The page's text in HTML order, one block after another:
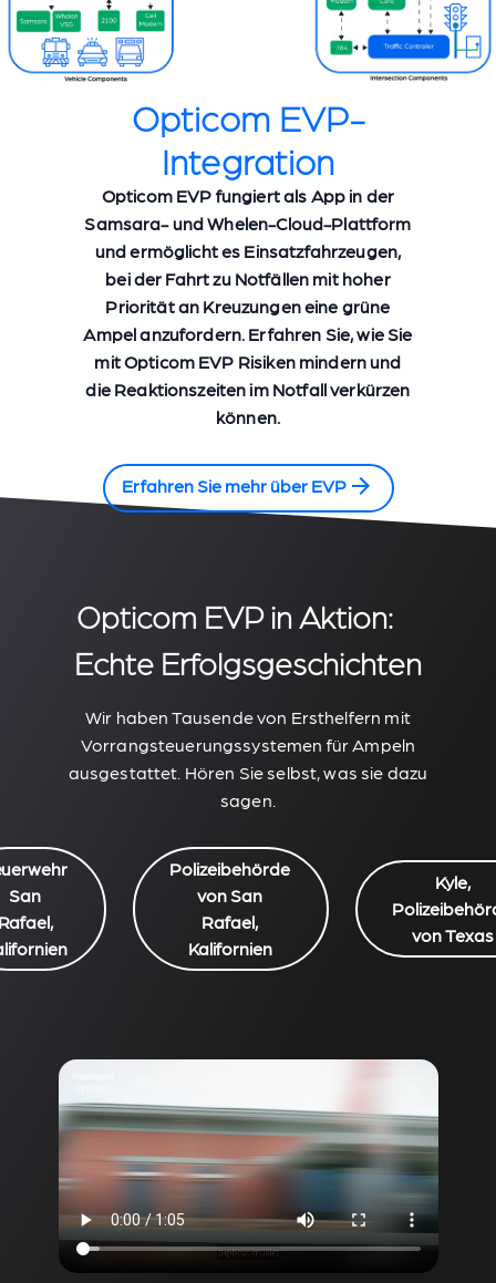
Opticom EVP-
Integration
Opticom EVP fungiert als App in der
Samsara- und Whelen-Cloud-Plattform
und ermöglicht es Einsatzfahrzeugen,
bei der Fahrt zu Notfällen mit hoher
Priorität an Kreuzungen eine grüne
Ampel anzufordern. Erfahren Sie, wie Sie
mit Opticom EVP Risiken mindern und
die Reaktionszeiten im Notfall verkürzen
können.
Erfahren Sie mehr über EVP
Opticom EVP in Aktion:
Echte Erfolgsgeschichten
Wir haben Tausende von Ersthelfern mit
Vorrangsteuerungssystemen für Ampeln
ausgestattet. Hören Sie selbst, was sie dazu
sagen.
San
Polizeibehörde
von San
Rafael,
Kalifornien
Kyle,
von Texas